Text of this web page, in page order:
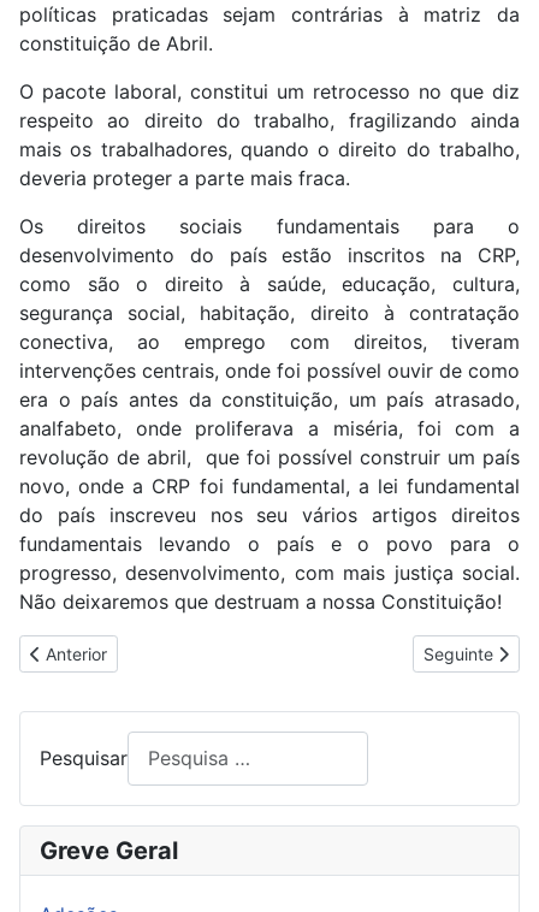
políticas praticadas sejam contrárias à matriz da
constituição de Abril.
O pacote laboral, constitui um retrocesso no que diz
respeito ao direito do trabalho, fragilizando ainda
mais os trabalhadores, quando o direito do trabalho,
deveria proteger a parte mais fraca.
Os direitos sociais fundamentais para o
desenvolvimento do país estão inscritos na CRP,
como são o direito à saúde, educação, cultura,
segurança social, habitação, direito à contratação
conectiva, ao emprego com direitos, tiveram
intervenções centrais, onde foi possível ouvir de como
era o país antes da constituição, um país atrasado,
analfabeto, onde proliferava a miséria, foi com a
revolução de abril, que foi possível construir um país
novo, onde a CRP foi fundamental, a lei fundamental
do país inscreveu nos seu vários artigos direitos
fundamentais levando o país e o povo para o
progresso, desenvolvimento, com mais justiça social.
Não deixaremos que destruam a nossa Constituição!
Artigo anterior: INAUGURAÇÃO DA SEDE DO STAL
Anterior Artigo
Seguinte
Pesquisar
Greve Geral